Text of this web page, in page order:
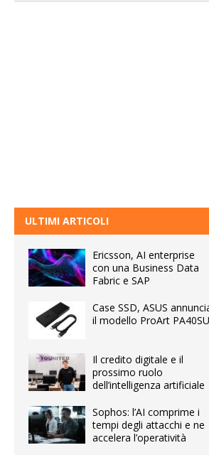
ULTIMI ARTICOLI
Ericsson, AI enterprise
con una Business Data
Fabric e SAP
Case SSD, ASUS
il modello ProArt PA40SU
Il credito digitale e il
prossimo ruolo
dell’intelligenza artificiale
Sophos: l’AI comprime i
tempi degli attacchi e ne
accelera l’operatività